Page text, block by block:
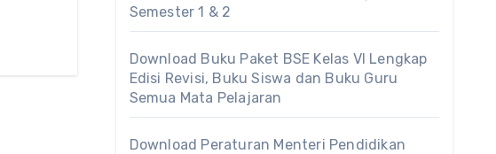
Semester 1 & 2
Download Buku Paket BSE Kelas VI Lengkap
Edisi Revisi, Buku Siswa dan Buku Guru
Semua Mata Pelajaran
Download Peraturan Menteri Pendidikan